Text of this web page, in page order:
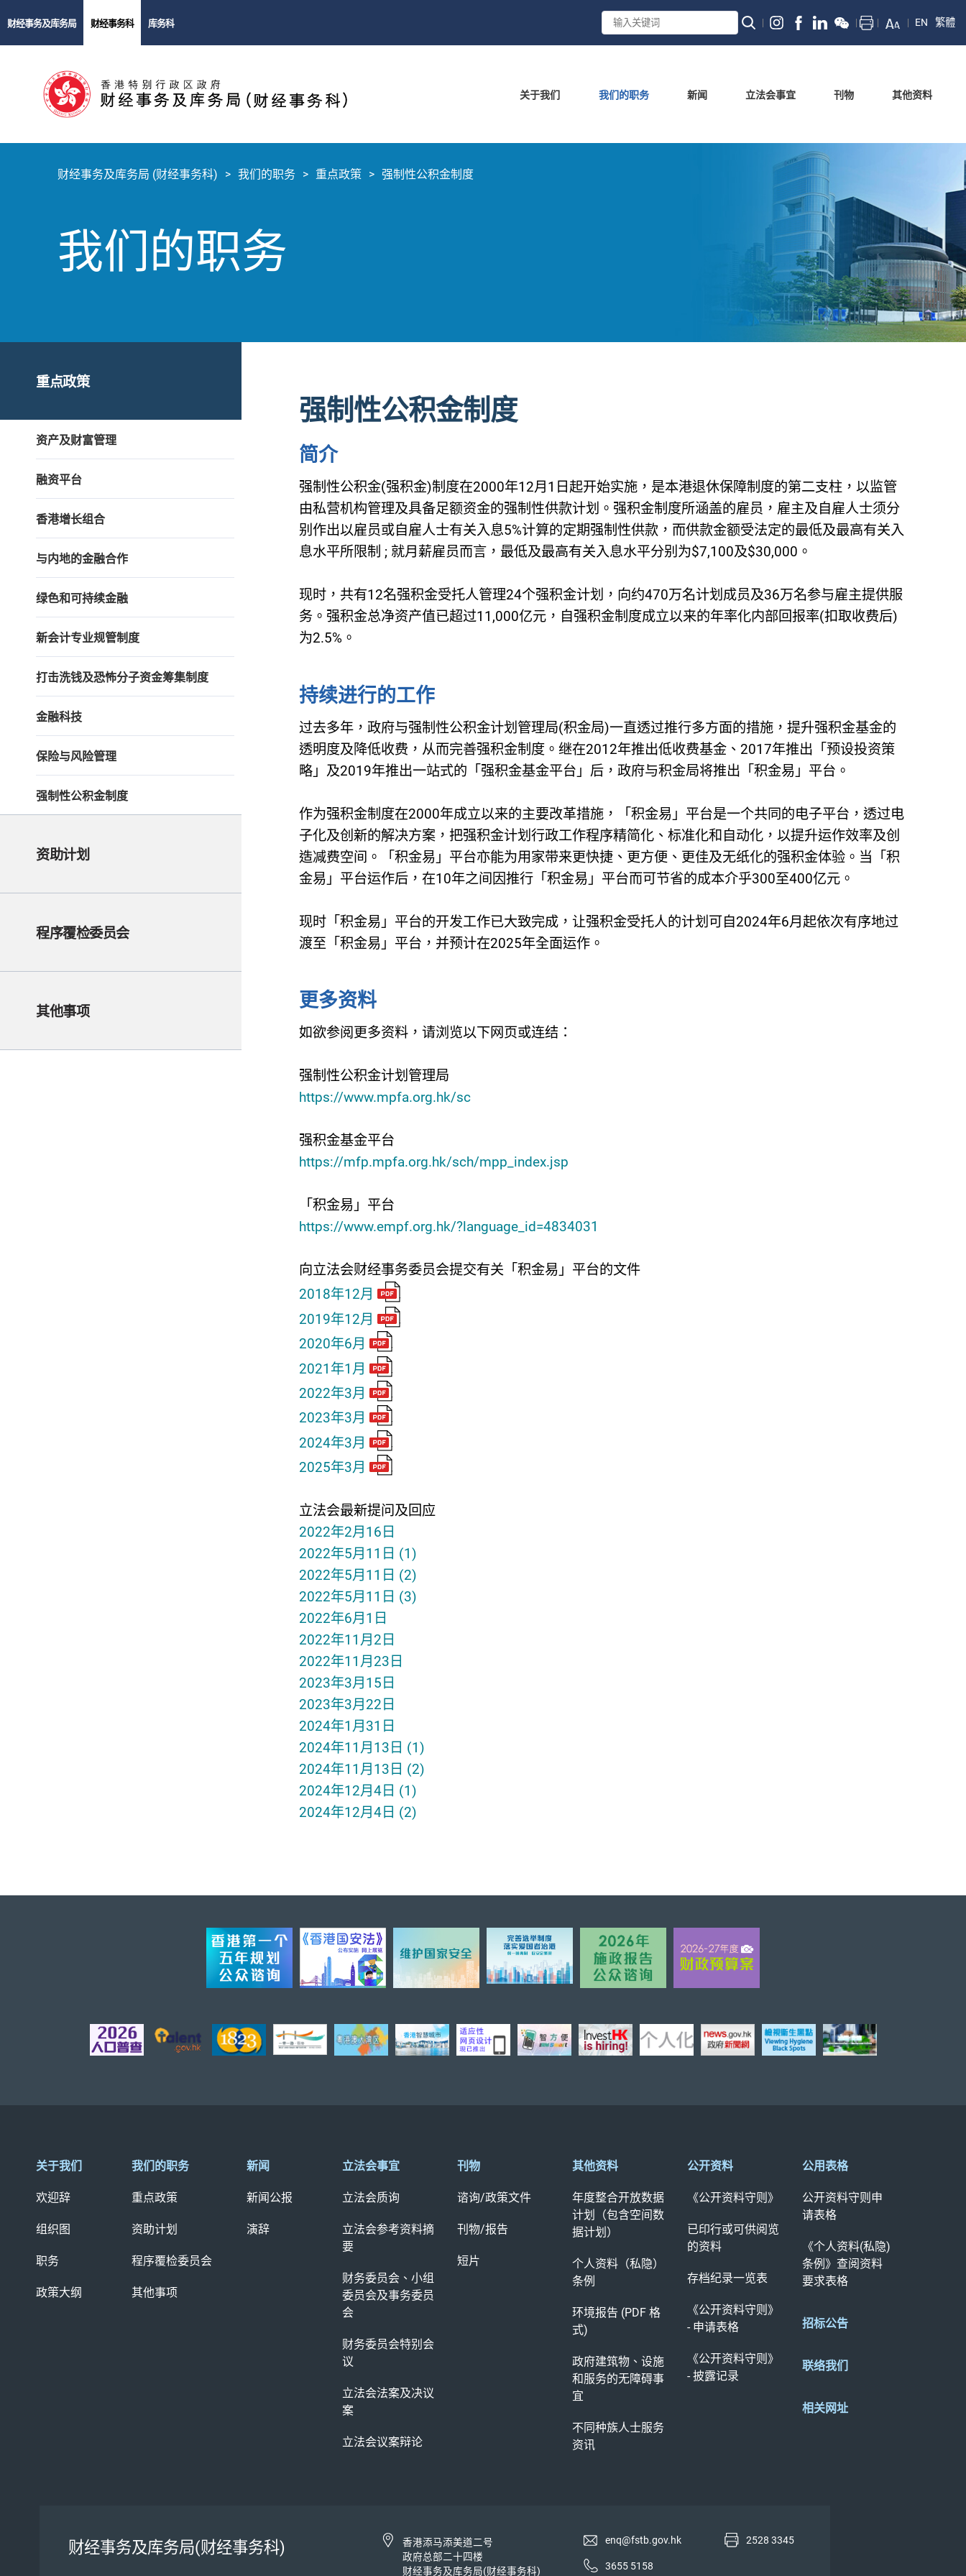
财经事务及库务局 财经事务科 库务科 EN 繁體
关于我们 我们的职务 新闻 立法会事宜 刊物 其他资料
财经事务及库务局 (财经事务科) 我们的职务 重点政策 强制性公积金制度
我们的职务
重点政策
资产及财富管理
融资平台
香港增长组合
与内地的金融合作
绿色和可持续金融
新会计专业规管制度
打击洗钱及恐怖分子资金筹集制度
金融科技
保险与风险管理
强制性公积金制度
资助计划
程序覆检委员会
其他事项
强制性公积金制度
简介
强制性公积金(强积金)制度在2000年12月1日起开始实施，是本港退休保障制度的第二支柱，以监管
由私营机构管理及具备足额资金的强制性供款计划。强积金制度所涵盖的雇员，雇主及自雇人士须分
别作出以雇员或自雇人士有关入息5%计算的定期强制性供款，而供款金额受法定的最低及最高有关入
息水平所限制 ; 就月薪雇员而言，最低及最高有关入息水平分别为$7,100及$30,000。
现时，共有12名强积金受托人管理24个强积金计划，向约470万名计划成员及36万名参与雇主提供服
务。强积金总净资产值已超过11,000亿元，自强积金制度成立以来的年率化内部回报率(扣取收费后)
为2.5%。
持续进行的工作
过去多年，政府与强制性公积金计划管理局(积金局)一直透过推行多方面的措施，提升强积金基金的
透明度及降低收费，从而完善强积金制度。继在2012年推出低收费基金、2017年推出「预设投资策
略」及2019年推出一站式的「强积金基金平台」后，政府与积金局将推出「积金易」平台。
作为强积金制度在2000年成立以来的主要改革措施，「积金易」平台是一个共同的电子平台，透过电
子化及创新的解决方案，把强积金计划行政工作程序精简化、标准化和自动化，以提升运作效率及创
造减费空间。「积金易」平台亦能为用家带来更快捷、更方便、更佳及无纸化的强积金体验。当「积
金易」平台运作后，在10年之间因推行「积金易」平台而可节省的成本介乎300至400亿元。
现时「积金易」平台的开发工作已大致完成，让强积金受托人的计划可自2024年6月起依次有序地过
渡至「积金易」平台，并预计在2025年全面运作。
更多资料
如欲参阅更多资料，请浏览以下网页或连结：
强制性公积金计划管理局
https://www.mpfa.org.hk/sc
强积金基金平台
https://mfp.mpfa.org.hk/sch/mpp_index.jsp
「积金易」平台
https://www.empf.org.hk/?language_id=4834031
向立法会财经事务委员会提交有关「积金易」平台的文件
2018年12月
2019年12月
2020年6月
2021年1月
2022年3月
2023年3月
2024年3月
2025年3月
立法会最新提问及回应
2022年2月16日
2022年5月11日 (1)
2022年5月11日 (2)
2022年5月11日 (3)
2022年6月1日
2022年11月2日
2022年11月23日
2023年3月15日
2023年3月22日
2024年1月31日
2024年11月13日 (1)
2024年11月13日 (2)
2024年12月4日 (1)
2024年12月4日 (2)
关于我们
欢迎辞
组织图
职务
政策大纲
我们的职务
重点政策
资助计划
程序覆检委员会
其他事项
新闻
新闻公报
演辞
立法会事宜
立法会质询
立法会参考资料摘
要
财务委员会、小组
委员会及事务委员
会
财务委员会特别会
议
立法会法案及决议
案
立法会议案辩论
刊物
谘询/政策文件
刊物/报告
短片
其他资料
年度整合开放数据
计划（包含空间数
据计划）
个人资料（私隐）
条例
环境报告 (PDF 格
式)
政府建筑物、设施
和服务的无障碍事
宜
不同种族人士服务
资讯
公开资料
《公开资料守则》
已印行或可供阅览
的资料
存档纪录一览表
《公开资料守则》
- 申请表格
《公开资料守则》
- 披露记录
公用表格
公开资料守则申
请表格
《个人资料(私隐)
条例》查阅资料
要求表格
招标公告
联络我们
相关网址
财经事务及库务局(财经事务科)
香港添马添美道二号
政府总部二十四楼
财经事务及库务局(财经事务科)
enq@fstb.gov.hk
3655 5158
2528 3345